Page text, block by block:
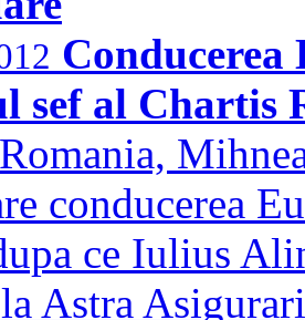
sef al Chartis
conducerea
ce Iulius
Astra